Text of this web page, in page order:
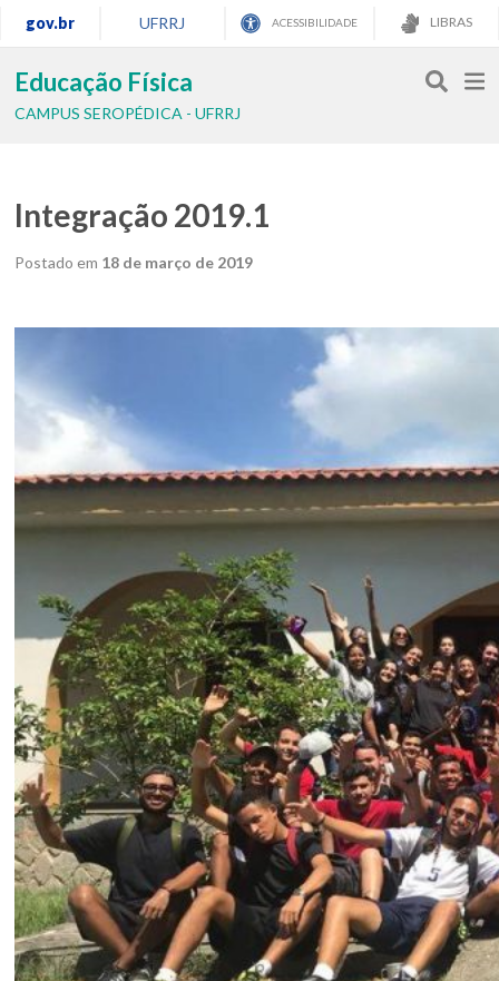
gov.br UFRRJ ACESSIBILIDADE LIBRAS
Educação Física
CAMPUS SEROPÉDICA - UFRRJ
Integração 2019.1
Postado em 18 de março de 2019